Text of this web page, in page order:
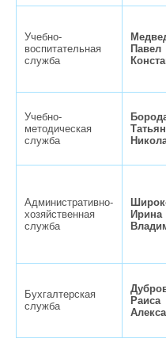
Учебно-
воспитательная
служба
Павел
Учебно-
методическая
служба
Административно-
хозяйственная
служба
Ирина
Бухгалтерская
служба
Раиса